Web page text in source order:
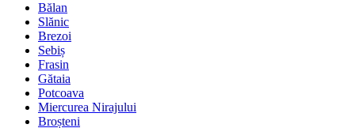
Bălan
Slănic
Brezoi
Sebiș
Frasin
Gătaia
Potcoava
Miercurea Nirajului
Broșteni